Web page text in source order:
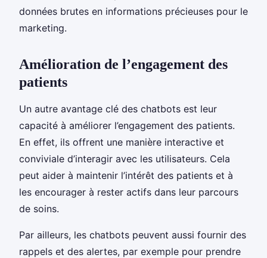
données brutes en informations précieuses pour le
marketing.
Amélioration de l’engagement des
patients
Un autre avantage clé des chatbots est leur
capacité à améliorer l’engagement des patients.
En effet, ils offrent une manière interactive et
conviviale d’interagir avec les utilisateurs. Cela
peut aider à maintenir l’intérêt des patients et à
les encourager à rester actifs dans leur parcours
de soins.
Par ailleurs, les chatbots peuvent aussi fournir des
rappels et des alertes, par exemple pour prendre